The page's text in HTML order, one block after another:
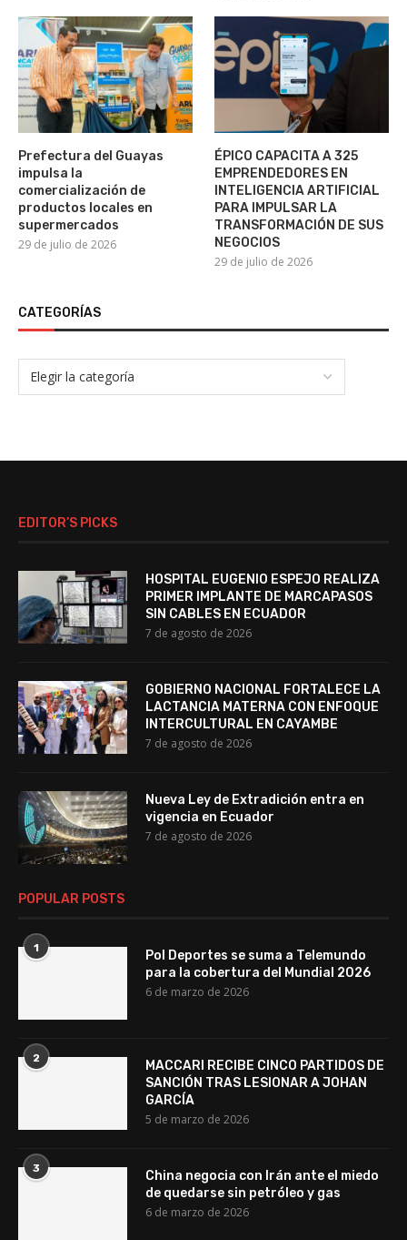
Prefectura del Guayas
impulsa la
comercialización de
productos locales en
supermercados
29 de julio de 2026
ÉPICO CAPACITA A 325
EMPRENDEDORES EN
INTELIGENCIA ARTIFICIAL
PARA IMPULSAR LA
TRANSFORMACIÓN DE SUS
NEGOCIOS
29 de julio de 2026
CATEGORÍAS
EDITOR’S PICKS
HOSPITAL EUGENIO ESPEJO REALIZA
PRIMER IMPLANTE DE MARCAPASOS
SIN CABLES EN ECUADOR
7 de agosto de 2026
GOBIERNO NACIONAL FORTALECE LA
LACTANCIA MATERNA CON ENFOQUE
INTERCULTURAL EN CAYAMBE
7 de agosto de 2026
Nueva Ley de Extradición entra en
vigencia en Ecuador
7 de agosto de 2026
POPULAR POSTS
1
Pol Deportes se suma a Telemundo
para la cobertura del Mundial 2026
6 de marzo de 2026
2
MACCARI RECIBE CINCO PARTIDOS DE
SANCIÓN TRAS LESIONAR A JOHAN
GARCÍA
5 de marzo de 2026
3
China negocia con Irán ante el miedo
de quedarse sin petróleo y gas
6 de marzo de 2026